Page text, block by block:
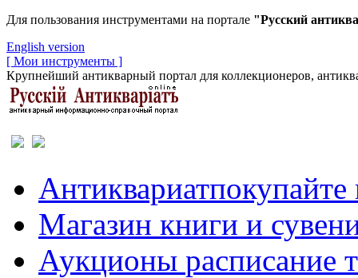
Для пользования инструментами на портале "Русский
English version
[ Мои инструменты ]
Крупнейший антикварный портал для коллекционеров,
Антиквариатпокупайте
Магазин книги и
Аукционы расписание